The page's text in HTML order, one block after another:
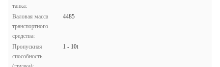
танка:
Валовая масса
транспортного
средства:
4485
Пропускная
способность
1 - 10t